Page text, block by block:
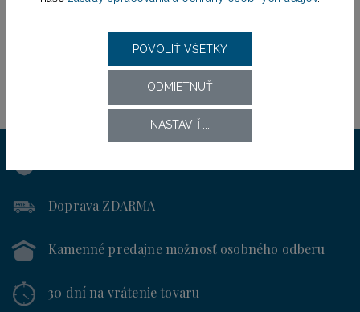
Doprava ZDARMA
Kamenné predajnemožnosť osobného odberu
30 dní na vrátenie tovaru
POVOLIŤ VŠETKY
ODMIETNUŤ
NASTAVIŤ...